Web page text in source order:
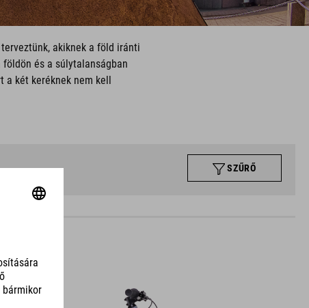
akiknek a föld iránti
és a súlytalanságban
a két keréknek nem kell
SZŰRŐ